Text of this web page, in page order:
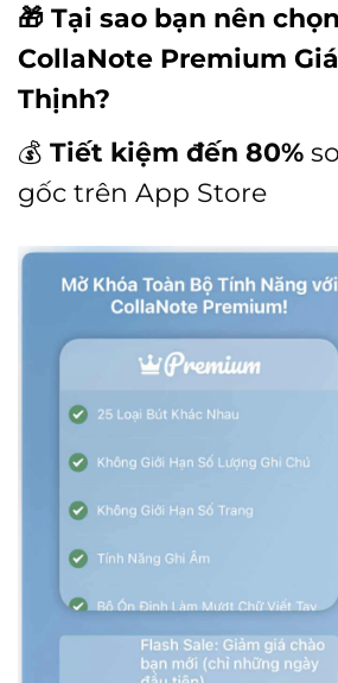
🎁 Tại sao bạn nên
CollaNote Premium
Thịnh?
💰 Tiết kiệm đến 80%
gốc trên App Store